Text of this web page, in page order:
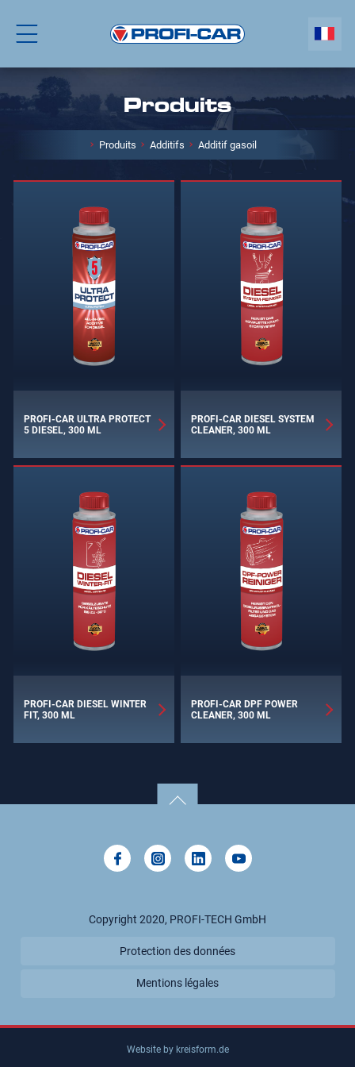
Produits
Produits Additifs Additif gasoil
PROFI-CAR ULTRA PROTECT
5 DIESEL, 300 ML
PROFI-CAR DIESEL SYSTEM
CLEANER, 300 ML
PROFI-CAR DIESEL WINTER
FIT, 300 ML
PROFI-CAR DPF POWER
CLEANER, 300 ML
Copyright 2020, PROFI-TECH GmbH
Protection des données
Mentions légales
Website by kreisform.de